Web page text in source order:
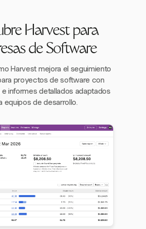
Harvest para
de Software
Harvest mejora el seguimiento
proyectos de software con
informes detallados adaptados
equipos de desarrollo.